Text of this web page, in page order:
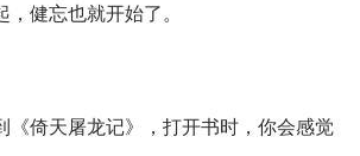
健忘也就开始了。
《倚天屠龙记》，打开书时，你会感觉